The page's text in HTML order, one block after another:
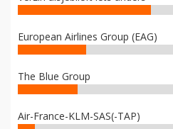
European Airlines Group (EAG)
The Blue Group
Air-France-KLM-SAS(-TAP)